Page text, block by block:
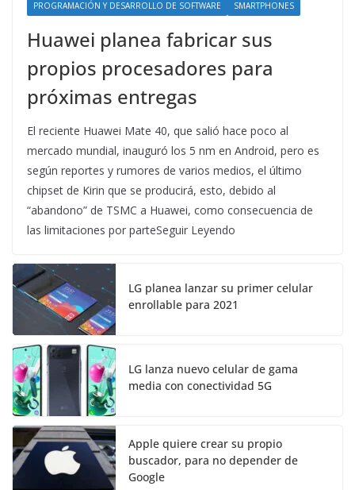
PROGRAMACIÓN Y DESARROLLO DE SOFTWARE SMARTPHONES
Huawei planea fabricar sus
propios procesadores para
próximas entregas
El reciente Huawei Mate 40, que salió hace poco al
mercado mundial, inauguró los 5 nm en Android, pero es
según reportes y rumores de varios medios, el último
chipset de Kirin que se producirá, esto, debido al
“abandono” de TSMC a Huawei, como consecuencia de
las limitaciones por parteSeguir Leyendo
LG planea lanzar su primer celular
enrollable para 2021
LG lanza nuevo celular de gama
media con conectividad 5G
Apple quiere crear su propio
buscador, para no depender de
Google